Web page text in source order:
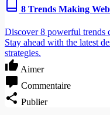
8 Trends Making
Discover 8 powerful trends
Stay ahead with the latest
strategies.
Aimer
Commentaire
Publier